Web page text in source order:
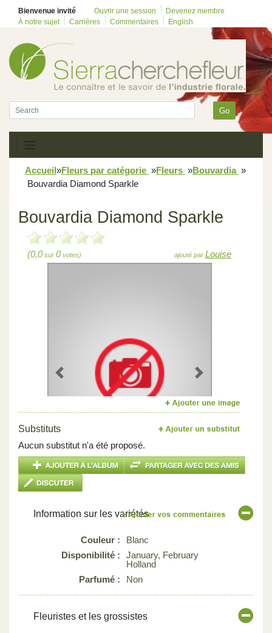
Bienvenue invité Ouvrir une session
Devenez membre
À notre sujet
Carrières Commentaires English
Go
Accueil»Fleurs par catégorie »Fleurs »Bouvardia »
Bouvardia Diamond Sparkle
Bouvardia Diamond Sparkle
(0,0sur 0votes) ajouté par Louise
Previous Next
Substituts
Aucun substitut n'a été proposé.
Information sur les variétés
Couleur :
Blanc
Disponibilité :
January, February
Holland
Parfumé :
Non
Fleuristes et les grossistes